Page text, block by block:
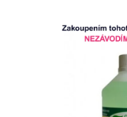
2,3
z
hvězdiček.